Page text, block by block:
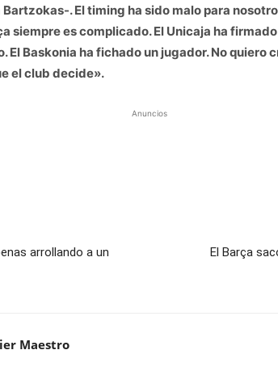
. El timing ha sido malo para
siempre es complicado. El Unicaja ha
El Baskonia ha fichado un jugador. No quiero
el club decide».
Anuncios
arrollando a un
El Barça
Maestro